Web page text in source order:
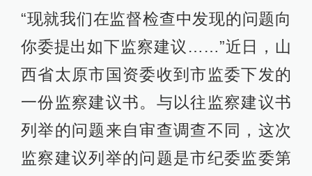
“现就我们在监督检查中发现的问题向
你委提出如下监察建议……”近日，山
西省太原市国资委收到市监委下发的
一份监察建议书。与以往监察建议书
列举的问题来自审查调查不同，这次
监察建议列举的问题是市纪委监委第